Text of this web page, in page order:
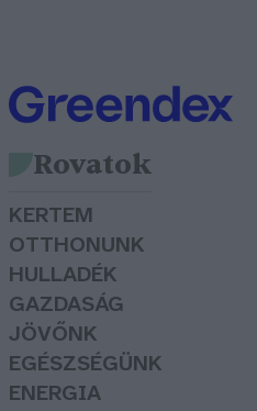
Rovatok
KERTEM
OTTHONUNK
HULLADÉK
GAZDASÁG
JÖVŐNK
EGÉSZSÉGÜNK
ENERGIA